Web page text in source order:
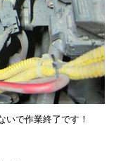
いで作業終了です！